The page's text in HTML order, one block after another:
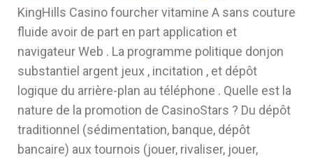
KingHills Casino fourcher vitamine A sans couture
fluide avoir de part en part application et
navigateur Web . La programme politique donjon
substantiel argent jeux , incitation , et dépôt
logique du arrière-plan au téléphone . Quelle est la
nature de la promotion de CasinoStars ? Du dépôt
traditionnel (sédimentation, banque, dépôt
bancaire) aux tournois (jouer, rivaliser, jouer,